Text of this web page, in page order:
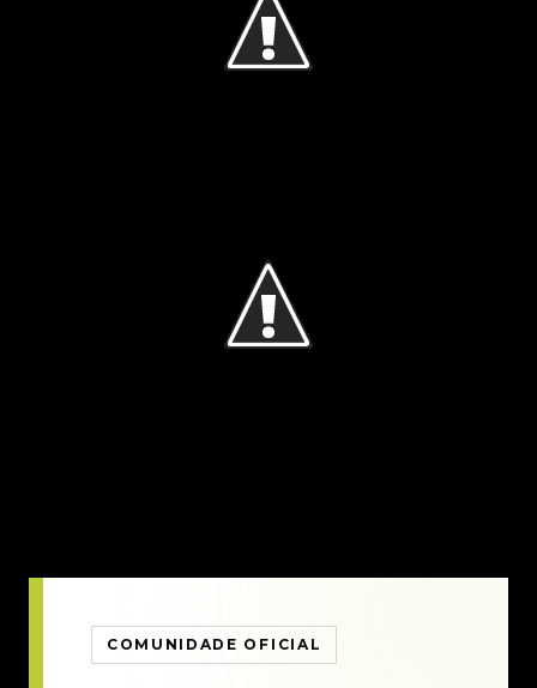
COMUNIDADE OFICIAL